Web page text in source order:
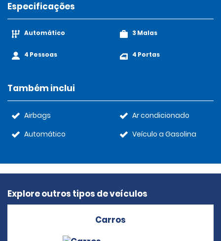
Especificações
Automático
4 Pessoas
3 Malas
4 Portas
Também inclui
Airbags
Automático
Ar condicionado
Veículo a Gasolina
Explore outros tipos de veículos
Carros